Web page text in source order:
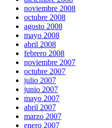
noviembre 2008
octubre 2008
agosto 2008
mayo 2008
abril 2008
febrero 2008
noviembre 2007
octubre 2007
julio 2007
junio 2007
mayo 2007
abril 2007
marzo 2007
enero 2007